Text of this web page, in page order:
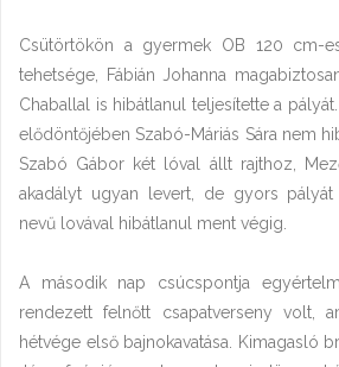
Csütörtökön a gyermek OB 120 cm-
tehetsége, Fábián Johanna
Chaballal is hibátlanul teljesítette a
elődöntőjében Szabó-Máriás Sára nem
Szabó Gábor két lóval állt rajthoz,
akadályt ugyan levert, de gyors
nevű lovával hibátlanul ment végig.
A második nap csúcspontja
rendezett felnőtt csapatverseny volt,
hétvége első bajnokavatása. Kimagasló